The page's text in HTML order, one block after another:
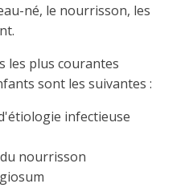
né, le nourrisson, les
les plus courantes
sont les suivantes :
infectieuse
nourrisson